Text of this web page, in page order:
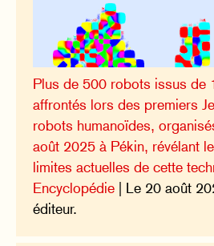
Plus de 500 robots issus de
affrontés lors des premiers
robots humanoïdes,
août 2025 à Pékin, révélant
limites actuelles de cette
Encyclopédie | Le 20 août
éditeur.